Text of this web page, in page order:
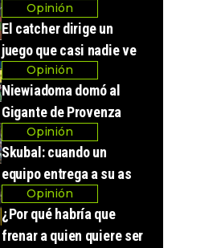
Opinión
El catcher dirige un
juego que casi nadie ve
Opinión
Niewiadoma domó al
Gigante de Provenza
Opinión
Skubal: cuando un
equipo entrega a su as
Opinión
¿Por qué habría que
frenar a quien quiere ser